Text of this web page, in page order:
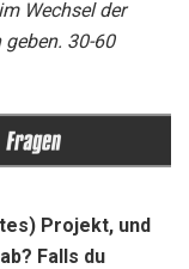
Wechsel der
30-60
Projekt, und
Falls du